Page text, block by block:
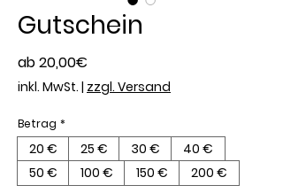
Gutschein
ab20,00€
Preis
inkl. MwSt. | zzgl. Versand
Betrag *
20 € 25 € 30 €
40 €
50 €
100 € 150 € 200 €